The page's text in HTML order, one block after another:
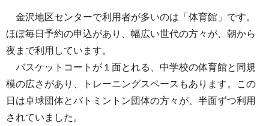
金沢地区センターで利用者が多いのは「体育館」です。
ほぼ毎日予約の申込があり、幅広い世代の方々が、朝から
夜まで利用しています。
バスケットコートが１面とれる、中学校の体育館と同規
模の広さがあり、トレーニングスペースもあります。この
日は卓球団体とバトミントン団体の方々が、半面ずつ利用
されていました。